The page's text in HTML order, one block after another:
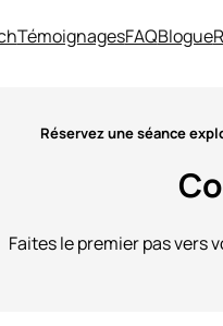
TémoignagesFAQBlogue
Réservez une séance
Faites le premier pas vers